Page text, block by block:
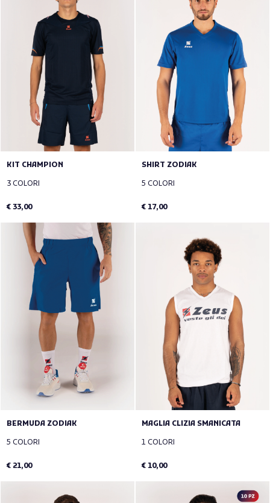
KIT CHAMPION
3 COLORI
€ 33,00
SHIRT ZODIAK
5 COLORI
€ 17,00
BERMUDA ZODIAK
5 COLORI
€ 21,00
MAGLIA CLIZIA SMANICATA
1 COLORI
€ 10,00